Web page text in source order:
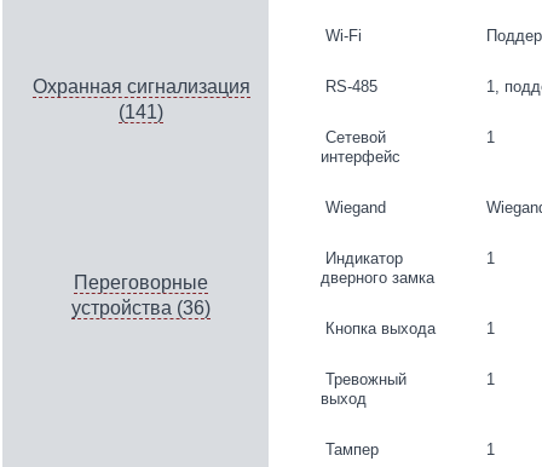
Охранная сигнализация
(141)
Переговорные
устройства (36)
Wi-Fi
RS-485 1,
Сетевой
интерфейс
1
Wiegand
Индикатор
дверного замка
1
Кнопка выхода 1
Тревожный
выход
1
Тампер 1